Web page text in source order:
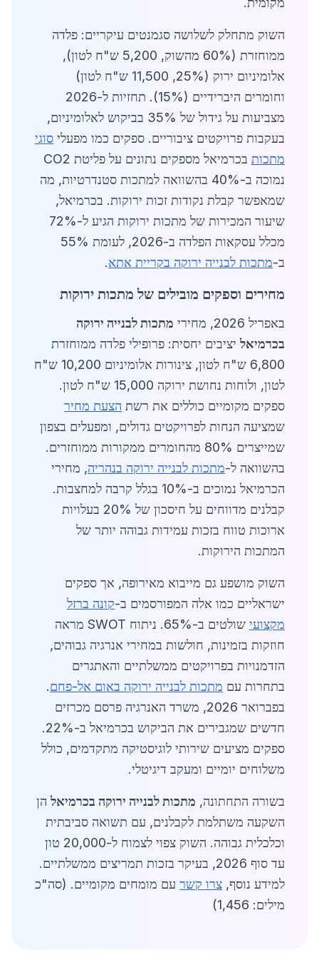
השוק מתחלק לשלושה סגמנטים עיקריים: פלדה
ממוחזרת (60% מהשוק, 5,200 ש"ח לטון),
אלומיניום ירוק (25%, 11,500 ש"ח לטון)
וחומרים היברידיים (15%). תחזיות ל-2026
מצביעות על גידול של 35% בביקוש לאלומיניום,
בעקבות פרויקטים ציבוריים. ספקים כמו מפעלי סוגי
מתכות
בכרמיאל מספקים נתונים על פליטת CO2
נמוכה ב-40% בהשוואה למתכות סטנדרטיות, מה
שמאפשר קבלת נקודות זכות ירוקות. בכרמיאל,
שיעור המכירות של מתכות ירוקות הגיע ל-72%
מכלל עסקאות הפלדה ב-2026, לעומת 55%
ב-מתכות לבנייה ירוקה בקריית אתא.
מחירים וספקים מובילים של מתכות ירוקות
באפריל 2026, מחירי
מתכות לבנייה ירוקה
בכרמיאליציבים יחסית: פרופילי פלדה ממוחזרת
6,800 ש"ח לטון, צינורות אלומיניום 10,200 ש"ח
לטון, ולוחות נחושת ירוקה 15,000 ש"ח לטון.
ספקים מקומיים כוללים את רשת הצעת מחיר
שמציעה הנחות לפרויקטים גדולים, ומפעלים בצפון
שמייצרים 80% מהחומרים ממקורות ממוחזרים.
בהשוואה ל-מתכות לבנייה ירוקה בנהריה, מחירי
הכרמיאל נמוכים ב-10% בגלל קרבה למחצבות.
קבלנים מדווחים על חיסכון של 20% בעלויות
ארוכות טווח בזכות עמידות גבוהה יותר של
המתכות הירוקות.
השוק מושפע גם מייבוא מאירופה, אך ספקים
ישראליים כמו אלה המפורסמים ב-קונה ברזל
מקצועי
שולטים ב-65%. ניתוח SWOT מראה
חוזקות בזמינות, חולשות במחירי אנרגיה גבוהים,
הזדמנויות בפרויקטים ממשלתיים והאתגרים
בתחרות עם מתכות לבנייה ירוקה באום אל-פחם.
בפברואר 2026, משרד האנרגיה פרסם מכרזים
חדשים שמגבירים את הביקוש בכרמיאל ב-22%.
ספקים מציעים שירותי לוגיסטיקה מתקדמים, כולל
משלוחים יומיים ומעקב דיגיטלי.
בשורה התחתונה, מתכות לבנייה ירוקה בכרמיאלהן
השקעה משתלמת לקבלנים, עם תשואה סביבתית
וכלכלית גבוהה. השוק צפוי לצמוח ל-20,000 טון
עד סוף 2026, בעיקר בזכות תמריצים ממשלתיים.
למידע נוסף, צרו קשר עם מומחים מקומיים. (סה"כ
מילים: 1,456)